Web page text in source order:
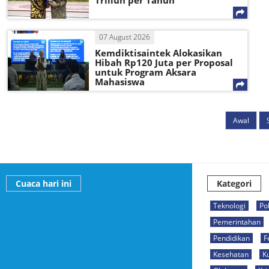
07 August 2026
Kemdiktisaintek Alokasikan
Hibah Rp120 Juta per Proposal
untuk Program Aksara
Mahasiswa
Awal
Cuaca hari ini Kategori
Teknologi
Pemerintahan
Pendidikan
Kesehatan